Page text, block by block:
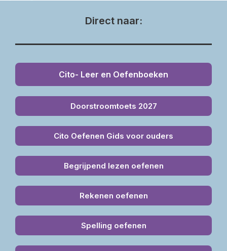
Direct naar:
Cito- Leer en Oefenboeken
Doorstroomtoets 2027
Cito Oefenen Gids voor ouders
Begrijpend lezen oefenen
Rekenen oefenen
Spelling oefenen